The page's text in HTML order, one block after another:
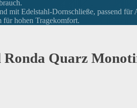
mit Edelstahl-Dornschließe, passend
hohen Tragekomfort.
Quarz